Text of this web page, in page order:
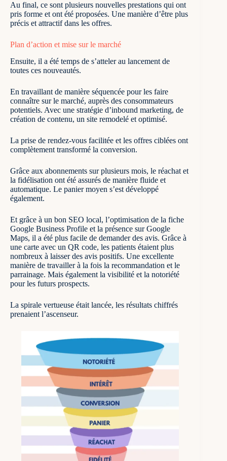
Au final, ce sont plusieurs nouvelles prestations qui ont
pris forme et ont été proposées. Une manière d’être plus
précis et attractif dans les offres.
Plan d’action et mise sur le marché
Ensuite, il a été temps de s’atteler au lancement de
toutes ces nouveautés.
En travaillant de manière séquencée pour les faire
connaître sur le marché, auprès des consommateurs
potentiels. Avec une stratégie d’inbound marketing, de
création de contenu, un site remodelé et optimisé.
La prise de rendez-vous facilitée et les offres ciblées ont
complètement transformé la conversion.
Grâce aux abonnements sur plusieurs mois, le réachat et
la fidélisation ont été assurés de manière fluide et
automatique. Le panier moyen s’est développé
également.
Et grâce à un bon SEO local, l’optimisation de la fiche
Google Business Profile et la présence sur Google
Maps, il a été plus facile de demander des avis. Grâce à
une carte avec un QR code, les patients étaient plus
nombreux à laisser des avis positifs. Une excellente
manière de travailler à la fois la recommandation et le
parrainage. Mais également la visibilité et la notoriété
pour les futurs prospects.
La spirale vertueuse était lancée, les résultats chiffrés
prenaient l’ascenseur.